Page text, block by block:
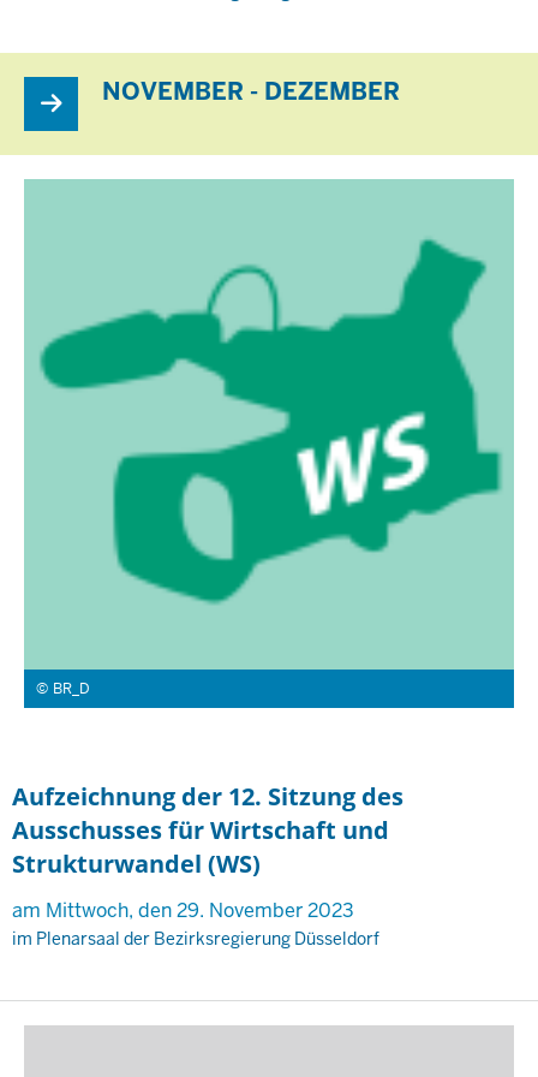
NOVEMBER - DEZEMBER
BR_D
Aufzeichnung der 12. Sitzung des
Ausschusses für Wirtschaft und
Strukturwandel (WS)
am Mittwoch, den 29. November 2023
im Plenarsaal der Bezirksregierung Düsseldorf